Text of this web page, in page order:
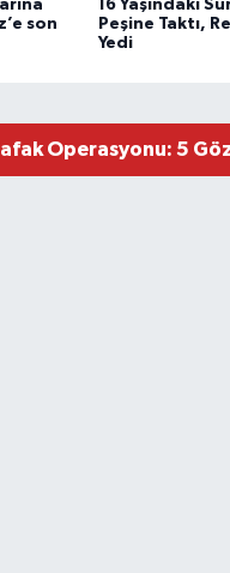
son
16 Yaşındaki
Peşine Taktı,
Yedi
Operasyonu: 5